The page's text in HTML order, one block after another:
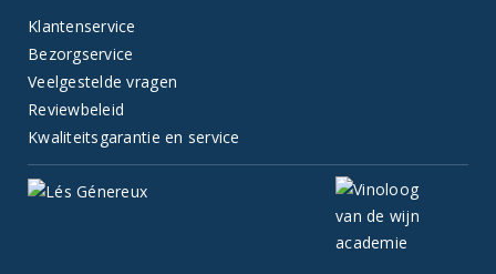
Klantenservice
Bezorgservice
Veelgestelde vragen
Reviewbeleid
Kwaliteitsgarantie en service